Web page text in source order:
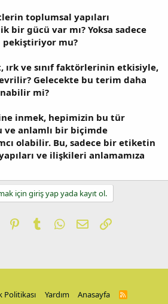
toplumsal yapıları
bir gücü var mı? Yoksa sadece
mu?
ırk ve sınıf faktörlerinin etkisiyle,
Gelecekte bu terim daha
mi?
inmek, hepimizin bu tür
anlamlı bir biçimde
olabilir. Bu, sadece bir etiketin
ve ilişkileri anlamamıza
için giriş yap yada kayıt ol.
PinterestTumblrWhatsApp
E-postaLink
Politikası Yardım Anasayfa
R